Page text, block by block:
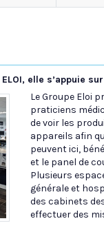
elle s’appuie
Le Groupe Eloi
praticiens
de voir les
appareils afin
peuvent ici,
et le panel de
Plusieurs
générale et
des cabinets
effectuer des